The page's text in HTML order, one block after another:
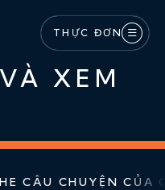
THỰC ĐƠN
XEM
CÂU CHUYỆN CỦA